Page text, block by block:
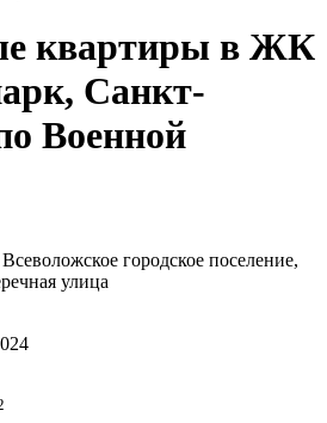
квартиры в ЖК
Санкт-
Военной
городское поселение,
улица